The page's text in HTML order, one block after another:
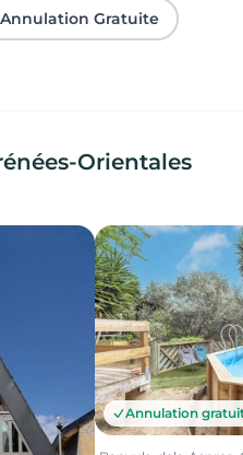
Annulation Gratuite
Orientales
Annulation